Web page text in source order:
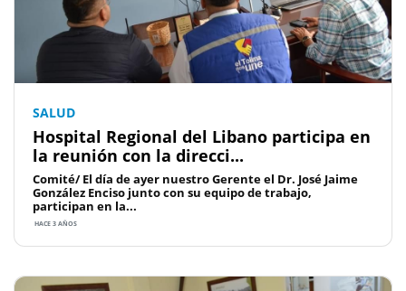
SALUD
Hospital Regional del Libano participa en
la reunión con la direcci...
Comité/ El día de ayer nuestro Gerente el Dr. José Jaime
González Enciso junto con su equipo de trabajo,
participan en la...
HACE 3 AÑOS